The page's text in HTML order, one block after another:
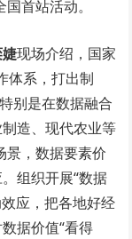
首站活动。
现场介绍，国家
体系，打出制
别是在数据融合
造、现代农业等
景，数据要素价
组织开展“数据
应，把各地好经
据价值“看得